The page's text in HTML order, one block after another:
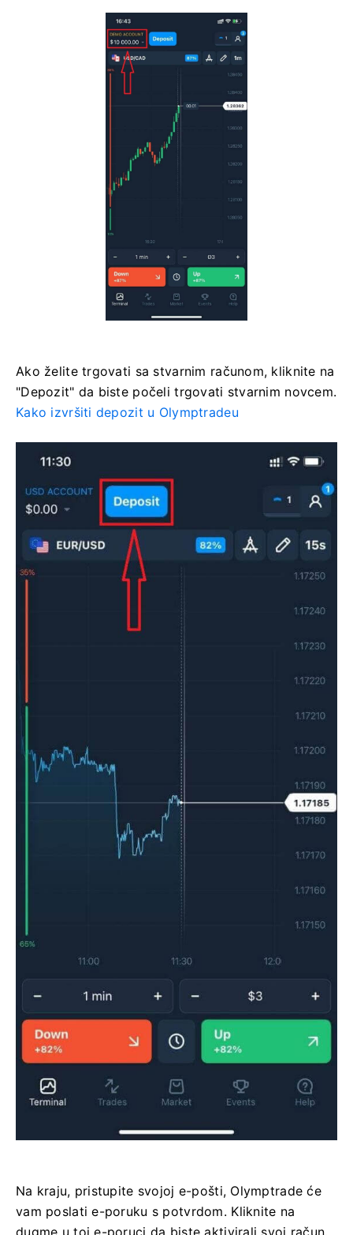
Ako želite trgovati sa stvarnim računom, kliknite na
"Depozit" da biste počeli trgovati stvarnim novcem.
Kako izvršiti depozit u Olymptradeu
Na kraju, pristupite svojoj e-pošti, Olymptrade će
vam poslati e-poruku s potvrdom. Kliknite na